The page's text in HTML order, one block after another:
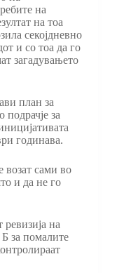
на
на тоа
секојдневно
и со тоа да го
загадувањето
план за
за
годинава.
возат сами во
и да не го
на
за помалите